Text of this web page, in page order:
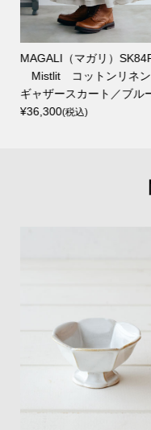
MAGALI（マガリ）
Mistlit コットンリネン
ギャザースカート／ブル
¥36,300(税込)